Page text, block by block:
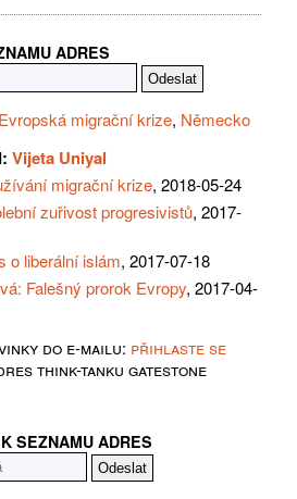
ADRES
Evropská migrační krize, Německo
Vijeta Uniyal
migrační krize, 2018-05-24
zuřivost progresivistů, 2017-
o liberální islám, 2017-07-18
Falešný prorok Evropy, 2017-04-
do e-mailu: přihlaste se
think-tanku gatestone
SEZNAMU ADRES